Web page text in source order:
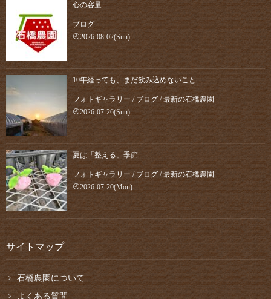
心の容量
ブログ
2026-08-02(Sun)
10年経っても、まだ飲み込めないこと
フォトギャラリー / ブログ /最新の石橋農園
2026-07-26(Sun)
夏は「整える」季節
フォトギャラリー / ブログ /最新の石橋農園
2026-07-20(Mon)
サイトマップ
石橋農園について
よくある質問